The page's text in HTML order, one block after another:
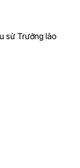
sử Trưởng lão